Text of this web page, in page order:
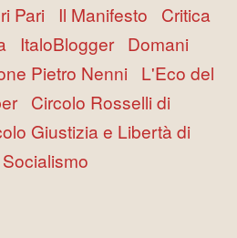
Pari Il Manifesto Critica
ItaloBlogger Domani
Pietro Nenni L'Eco del
Circolo Rosselli di
Giustizia e Libertà di